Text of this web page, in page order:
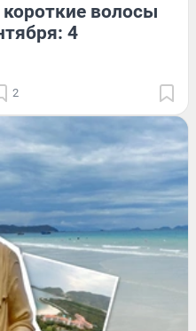
волосы
4
2